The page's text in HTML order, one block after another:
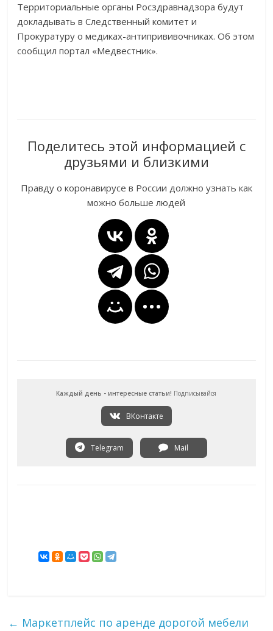
Территориальные органы Росздравнадзора будут
докладывать в Следственный комитет и
Прокуратуру о медиках-антипрививочниках. Об этом
сообщил портал «Медвестник».
Поделитесь этой информацией с
друзьями и близкими
Правду о коронавирусе в России должно узнать как
можно больше людей
Каждый день - интересные статьи! Подписывайся
ВКонтакте
Telegram Mail
← Маркетплейс по аренде дорогой мебели